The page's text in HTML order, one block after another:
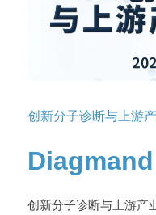
创新分子诊断与上游
Diagmand
创新分子诊断与上游产